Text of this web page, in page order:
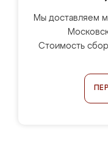
Мы доставляем
Стоимость